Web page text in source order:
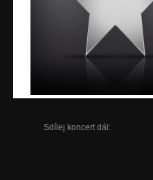
Sdílej koncert dál: